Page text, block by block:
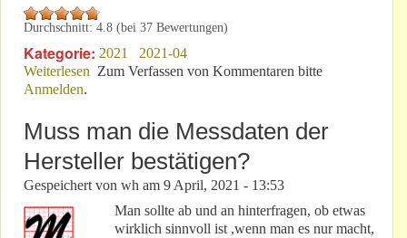
Durchschnitt: 4.8 (bei 37 Bewertungen)
Kategorie: 2021
2021-04
Weiterlesen über Michael May: Eine Reise in 1979 zu ihm nach
Zum Verfassen von Kommentaren bitte
Anmelden.
Muss man die Messdaten der
Hersteller bestätigen?
Gespeichert von wh am 9 April, 2021 - 13:53
Man sollte ab und an hinterfragen, ob etwas
wirklich sinnvoll ist ,wenn man es nur macht,